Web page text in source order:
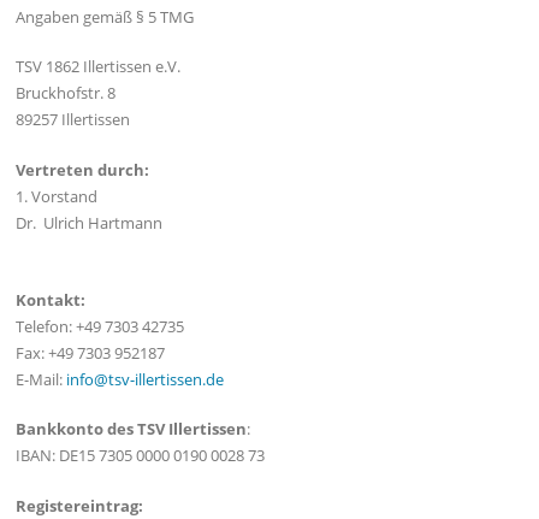
Angaben gemäß § 5 TMG
TSV 1862 Illertissen e.V.
Bruckhofstr. 8
89257 Illertissen
Vertreten durch:
1. Vorstand
Dr. Ulrich Hartmann
Kontakt:
Telefon: +49 7303 42735
Fax: +49 7303 952187
E-Mail: info@tsv-illertissen.de
Bankkonto des TSV Illertissen:
IBAN: DE15 7305 0000 0190 0028 73
Registereintrag: